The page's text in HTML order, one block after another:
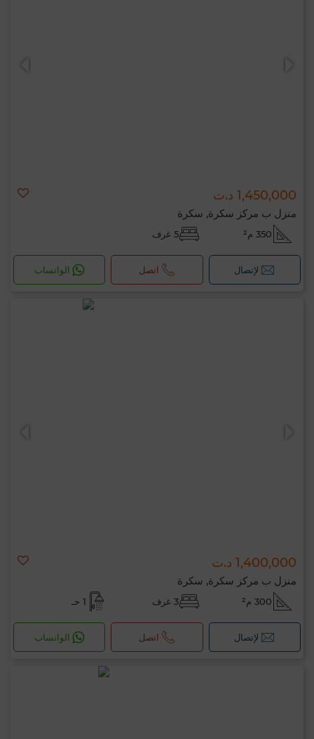
1,450,000 د.ت
منزل ب مركز سكرة, سكرة
350 م² 5 غرف
لإتصال اتصل الواتساب
1,400,000 د.ت
منزل ب مركز سكرة, سكرة
300 م² 3 غرف 1 حـ
لإتصال اتصل الواتساب